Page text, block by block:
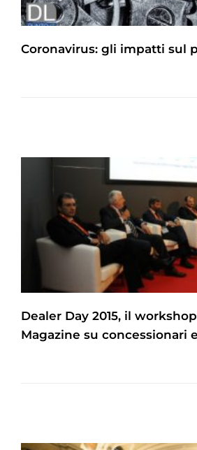
Coronavirus: gli impatti sul
Dealer Day 2015, il
Magazine su concessionari